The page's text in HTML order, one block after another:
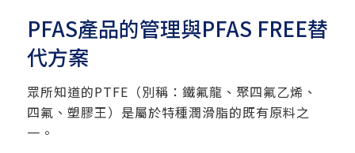
PFAS產品的管理與PFAS FREE替
代方案
眾所知道的PTFE（別稱：鐵氟龍、聚四氟乙烯、
四氟、塑膠王）是屬於特種潤滑脂的既有原料之
一。